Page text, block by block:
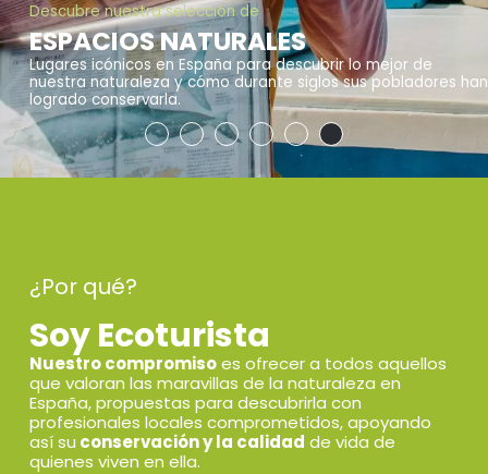
Descubre nuestra selección de
ESPACIOS NATURALES
Lugares icónicos en España para descubrir lo mejor de
nuestra naturaleza y cómo durante siglos sus pobladores han
logrado conservarla.
¿Por qué?
Soy Ecoturista
Nuestro compromisoes ofrecer a todos aquellos
que valoran las maravillas de la naturaleza en
España, propuestas para descubrirla con
profesionales locales comprometidos, apoyando
así su conservación y la calidad de vida de
quienes viven en ella.